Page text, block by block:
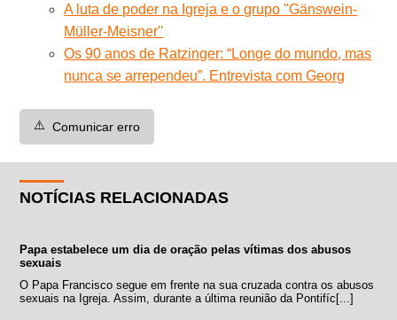
A luta de poder na Igreja e o grupo ''Gänswein-
Müller-Meisner''
Os 90 anos de Ratzinger: “Longe do mundo, mas
nunca se arrependeu”. Entrevista com Georg
⚠️ Comunicar erro
NOTÍCIAS RELACIONADAS
Papa estabelece um dia de oração pelas vítimas dos abusos
sexuais
O Papa Francisco segue em frente na sua cruzada contra os abusos
sexuais na Igreja. Assim, durante a última reunião da Pontifíc[...]